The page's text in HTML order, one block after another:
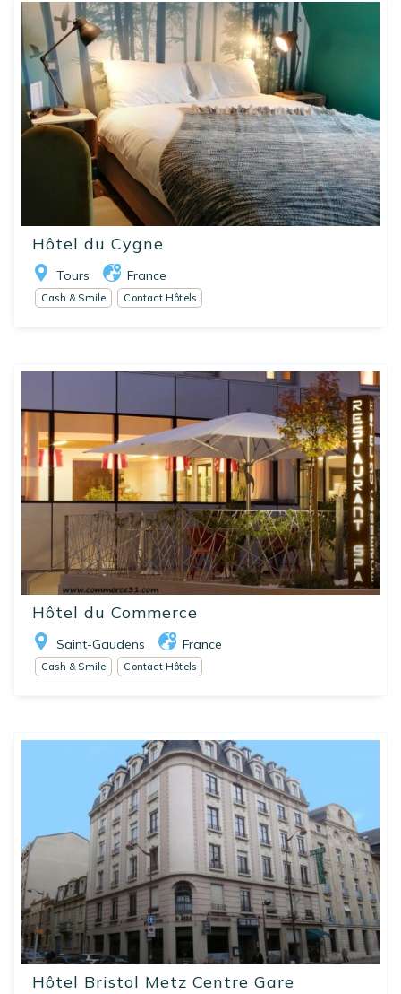
Hôtel du Cygne
Tours France
Cash & Smile Contact Hôtels
Hôtel du Commerce
Saint-Gaudens France
Cash & Smile Contact Hôtels
Hôtel Bristol Metz Centre Gare